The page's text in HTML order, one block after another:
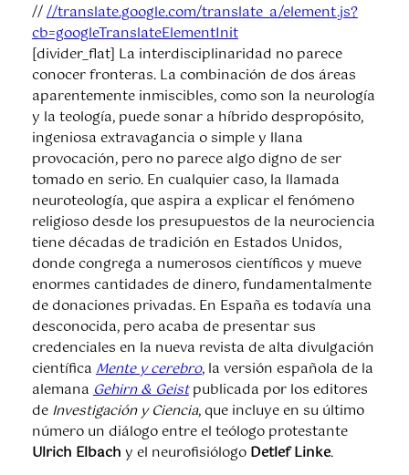
////translate.google.com/translate_a/element.js?
cb=googleTranslateElementInit
[divider_flat] La interdisciplinaridad no parece
conocer fronteras. La combinación de dos áreas
aparentemente inmiscibles, como son la neurología
y la teología, puede sonar a híbrido despropósito,
ingeniosa extravagancia o simple y llana
provocación, pero no parece algo digno de ser
tomado en serio. En cualquier caso, la llamada
neuroteología, que aspira a explicar el fenómeno
religioso desde los presupuestos de la neurociencia
tiene décadas de tradición en Estados Unidos,
donde congrega a numerosos científicos y mueve
enormes cantidades de dinero, fundamentalmente
de donaciones privadas. En España es todavía una
desconocida, pero acaba de presentar sus
credenciales en la nueva revista de alta divulgación
científicaMente y cerebro, la versión española de la
alemanaGehirn & Geistpublicada por los editores
de Investigación y Ciencia, que incluye en su último
número un diálogo entre el teólogo protestante
Ulrich Elbach y el neurofisiólogo Detlef Linke.